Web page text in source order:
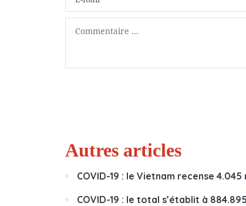
Autres articles
COVID-19 : le Vietnam recense
COVID-19 : le total s’établit à